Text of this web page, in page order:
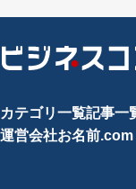
カテゴリ一覧記事一
運営会社お名前.com